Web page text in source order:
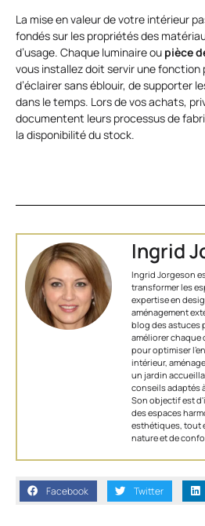
La mise en valeur de votre intérieur
fondés sur les propriétés des
d’usage. Chaque luminaire ou pièce
vous installez doit servir une fonction
d’éclairer sans éblouir, de supporter
dans le temps. Lors de vos achats,
documentent leurs processus de
la disponibilité du stock.
Ingrid
Ingrid Jorgeson
transformer les
expertise en
aménagement
blog des astuces
améliorer chaque
pour optimiser
intérieur,
un jardin
conseils adaptés
Son objectif est
des espaces
esthétiques, tout
nature et de
Facebook Twitter